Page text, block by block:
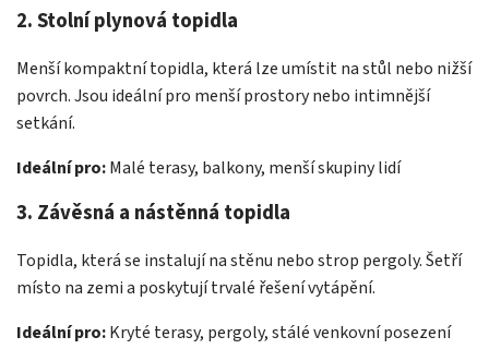
2. Stolní plynová topidla
Menší kompaktní topidla, která lze umístit na stůl nebo nižší
povrch. Jsou ideální pro menší prostory nebo intimnější
setkání.
Ideální pro:Malé terasy, balkony, menší skupiny lidí
3. Závěsná a nástěnná topidla
Topidla, která se instalují na stěnu nebo strop pergoly. Šetří
místo na zemi a poskytují trvalé řešení vytápění.
Ideální pro:Kryté terasy, pergoly, stálé venkovní posezení